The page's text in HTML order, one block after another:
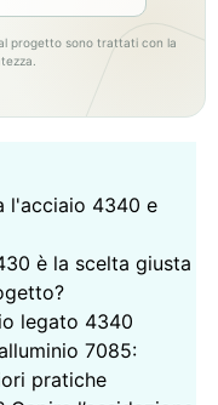
progetto sono trattati con la
l'acciaio 4340 e
è la scelta giusta
legato 4340‌
7085:
pratiche